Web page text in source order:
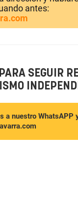
antes:
SEGUIR
a nuestro WhatsAPP